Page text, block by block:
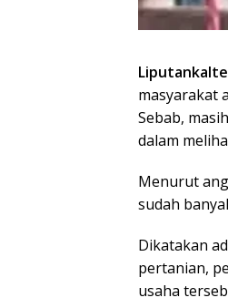
masyarakat
Sebab,
dalam
Menurut
sudah
Dikatakan
pertanian,
usaha